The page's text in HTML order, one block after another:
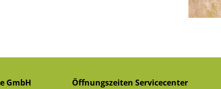
GmbH
Öffnungszeiten Servicecenter